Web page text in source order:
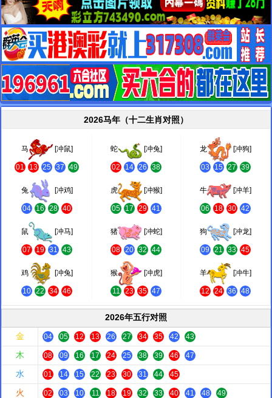
2026马年（十二生肖对照）
马 [冲鼠]
01 13 25 37 49
蛇 [冲兔]
02 14 26 38
龙 [冲狗]
03 15 27 39
兔 [冲鸡]
04 16 28 40
虎 [冲猴]
05 17 29 41
牛 [冲羊]
06 18 30 42
鼠 [冲马]
07 19 31 43
猪 [冲蛇]
08 20 32 44
狗 [冲龙]
09 21 33 45
鸡 [冲兔]
10 22 34 46
猴 [冲虎]
11 23 35 47
羊 [冲牛]
12 24 36 48
2026年五行对照
金
04 05 12 13 26 27 34 35 42 43
木 08 09 16 17 24 25 38 39 46 47
水 01 14 15 22 23 30 31 44 45
火 02 03 10 11 18 19 32 33 40 41 48 49